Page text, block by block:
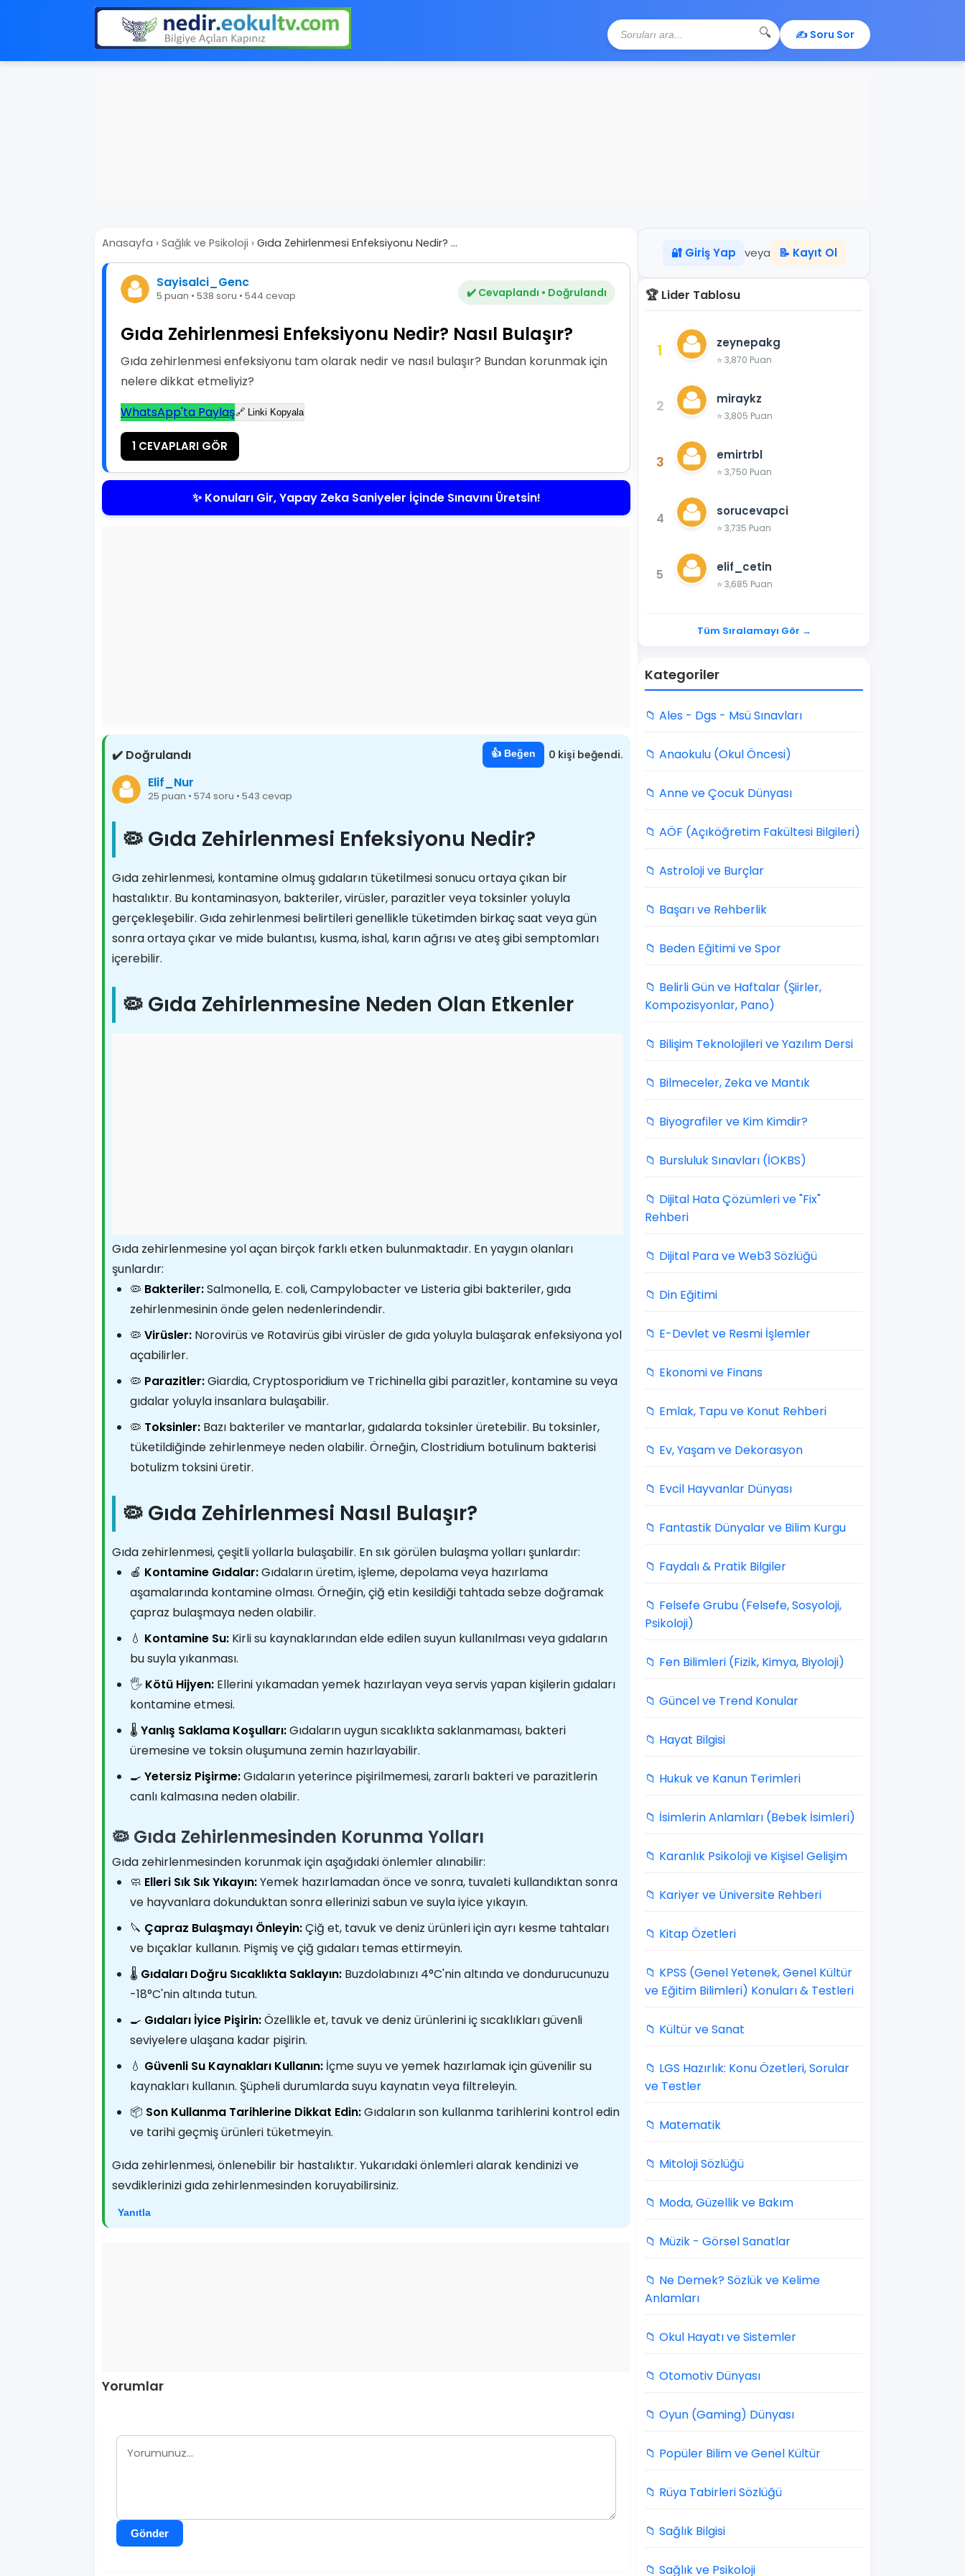
🔍 ✍️ Soru Sor
Anasayfa › Sağlık ve Psikoloji › Gıda Zehirlenmesi Enfeksiyonu Nedir? ...
Sayisalci_Genc
5 puan • 538 soru • 544 cevap ✔️ Cevaplandı • Doğrulandı
Gıda Zehirlenmesi Enfeksiyonu Nedir? Nasıl Bulaşır?
Gıda zehirlenmesi enfeksiyonu tam olarak nedir ve nasıl bulaşır? Bundan korunmak için
nelere dikkat etmeliyiz?
WhatsApp'ta Paylaş🔗 Linki Kopyala
1 CEVAPLARI GÖR
✨ Konuları Gir, Yapay Zeka Saniyeler İçinde Sınavını Üretsin!
✔️ Doğrulandı 👍 Beğen 0 kişi beğendi.
Elif_Nur
25 puan • 574 soru • 543 cevap
🦠 Gıda Zehirlenmesi Enfeksiyonu Nedir?
Gıda zehirlenmesi, kontamine olmuş gıdaların tüketilmesi sonucu ortaya çıkan bir
hastalıktır. Bu kontaminasyon, bakteriler, virüsler, parazitler veya toksinler yoluyla
gerçekleşebilir. Gıda zehirlenmesi belirtileri genellikle tüketimden birkaç saat veya gün
sonra ortaya çıkar ve mide bulantısı, kusma, ishal, karın ağrısı ve ateş gibi semptomları
içerebilir.
🦠 Gıda Zehirlenmesine Neden Olan Etkenler
Gıda zehirlenmesine yol açan birçok farklı etken bulunmaktadır. En yaygın olanları
şunlardır:
🦠 Bakteriler:Salmonella, E. coli, Campylobacter ve Listeria gibi bakteriler, gıda
zehirlenmesinin önde gelen nedenlerindendir.
🦠 Virüsler: Norovirüs ve Rotavirüs gibi virüsler de gıda yoluyla bulaşarak enfeksiyona yol
açabilirler.
🦠 Parazitler:Giardia, Cryptosporidium ve Trichinella gibi parazitler, kontamine su veya
gıdalar yoluyla insanlara bulaşabilir.
🦠 Toksinler: Bazı bakteriler ve mantarlar, gıdalarda toksinler üretebilir. Bu toksinler,
tüketildiğinde zehirlenmeye neden olabilir. Örneğin, Clostridium botulinum bakterisi
botulizm toksini üretir.
🦠 Gıda Zehirlenmesi Nasıl Bulaşır?
Gıda zehirlenmesi, çeşitli yollarla bulaşabilir. En sık görülen bulaşma yolları şunlardır:
🍎 Kontamine Gıdalar:Gıdaların üretim, işleme, depolama veya hazırlama
aşamalarında kontamine olması. Örneğin, çiğ etin kesildiği tahtada sebze doğramak
çapraz bulaşmaya neden olabilir.
💧 Kontamine Su: Kirli su kaynaklarından elde edilen suyun kullanılması veya gıdaların
bu suyla yıkanması.
🖐️ Kötü Hijyen: Ellerini yıkamadan yemek hazırlayan veya servis yapan kişilerin gıdaları
kontamine etmesi.
🌡️ Yanlış Saklama Koşulları:Gıdaların uygun sıcaklıkta saklanmaması, bakteri
üremesine ve toksin oluşumuna zemin hazırlayabilir.
🍳 Yetersiz Pişirme:Gıdaların yeterince pişirilmemesi, zararlı bakteri ve parazitlerin
canlı kalmasına neden olabilir.
🦠 Gıda Zehirlenmesinden Korunma Yolları
Gıda zehirlenmesinden korunmak için aşağıdaki önlemler alınabilir:
🧼 Elleri Sık Sık Yıkayın:Yemek hazırlamadan önce ve sonra, tuvaleti kullandıktan sonra
ve hayvanlara dokunduktan sonra ellerinizi sabun ve suyla iyice yıkayın.
🔪 Çapraz Bulaşmayı Önleyin:Çiğ et, tavuk ve deniz ürünleri için ayrı kesme tahtaları
ve bıçaklar kullanın. Pişmiş ve çiğ gıdaları temas ettirmeyin.
🌡️ Gıdaları Doğru Sıcaklıkta Saklayın: Buzdolabınızı 4°C'nin altında ve dondurucunuzu
-18°C'nin altında tutun.
🍳 Gıdaları İyice Pişirin:Özellikle et, tavuk ve deniz ürünlerini iç sıcaklıkları güvenli
seviyelere ulaşana kadar pişirin.
💧 Güvenli Su Kaynakları Kullanın: İçme suyu ve yemek hazırlamak için güvenilir su
kaynakları kullanın. Şüpheli durumlarda suyu kaynatın veya filtreleyin.
📦 Son Kullanma Tarihlerine Dikkat Edin:Gıdaların son kullanma tarihlerini kontrol edin
ve tarihi geçmiş ürünleri tüketmeyin.
Gıda zehirlenmesi, önlenebilir bir hastalıktır. Yukarıdaki önlemleri alarak kendinizi ve
sevdiklerinizi gıda zehirlenmesinden koruyabilirsiniz.
Yanıtla
Yorumlar
Gönder
🔐 Giriş Yap veya 📝 Kayıt Ol
🏆 Lider Tablosu
1 zeynepakg
⭐ 3,870 Puan
2 miraykz
⭐ 3,805 Puan
3 emirtrbl
⭐ 3,750 Puan
4 sorucevapci
⭐ 3,735 Puan
5 elif_cetin
⭐ 3,685 Puan
Tüm Sıralamayı Gör →
Kategoriler
📁 Ales - Dgs - Msü Sınavları
📁 Anaokulu (Okul Öncesi)
📁 Anne ve Çocuk Dünyası
📁 AÖF (Açıköğretim Fakültesi Bilgileri)
📁 Astroloji ve Burçlar
📁 Başarı ve Rehberlik
📁 Beden Eğitimi ve Spor
📁 Belirli Gün ve Haftalar (Şiirler,
Kompozisyonlar, Pano)
📁 Bilişim Teknolojileri ve Yazılım Dersi
📁 Bilmeceler, Zeka ve Mantık
📁 Biyografiler ve Kim Kimdir?
📁 Bursluluk Sınavları (İOKBS)
📁 Dijital Hata Çözümleri ve "Fix"
Rehberi
📁 Dijital Para ve Web3 Sözlüğü
📁 Din Eğitimi
📁 E-Devlet ve Resmi İşlemler
📁 Ekonomi ve Finans
📁 Emlak, Tapu ve Konut Rehberi
📁 Ev, Yaşam ve Dekorasyon
📁 Evcil Hayvanlar Dünyası
📁 Fantastik Dünyalar ve Bilim Kurgu
📁 Faydalı & Pratik Bilgiler
📁 Felsefe Grubu (Felsefe, Sosyoloji,
Psikoloji)
📁 Fen Bilimleri (Fizik, Kimya, Biyoloji)
📁 Güncel ve Trend Konular
📁 Hayat Bilgisi
📁 Hukuk ve Kanun Terimleri
📁 İsimlerin Anlamları (Bebek İsimleri)
📁 Karanlık Psikoloji ve Kişisel Gelişim
📁 Kariyer ve Üniversite Rehberi
📁 Kitap Özetleri
📁 KPSS (Genel Yetenek, Genel Kültür
ve Eğitim Bilimleri) Konuları & Testleri
📁 Kültür ve Sanat
📁 LGS Hazırlık: Konu Özetleri, Sorular
ve Testler
📁 Matematik
📁 Mitoloji Sözlüğü
📁 Moda, Güzellik ve Bakım
📁 Müzik - Görsel Sanatlar
📁 Ne Demek? Sözlük ve Kelime
Anlamları
📁 Okul Hayatı ve Sistemler
📁 Otomotiv Dünyası
📁 Oyun (Gaming) Dünyası
📁 Popüler Bilim ve Genel Kültür
📁 Rüya Tabirleri Sözlüğü
📁 Sağlık Bilgisi
📁 Sağlık ve Psikoloji